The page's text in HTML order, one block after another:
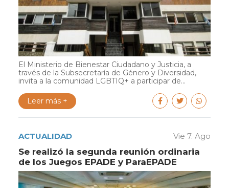
El Ministerio de Bienestar Ciudadano y Justicia, a
través de la Subsecretaría de Género y Diversidad,
invita a la comunidad LGBTIQ+ a participar de...
Leer más +
ACTUALIDAD Vie 7. Ago
Se realizó la segunda reunión ordinaria
de los Juegos EPADE y ParaEPADE